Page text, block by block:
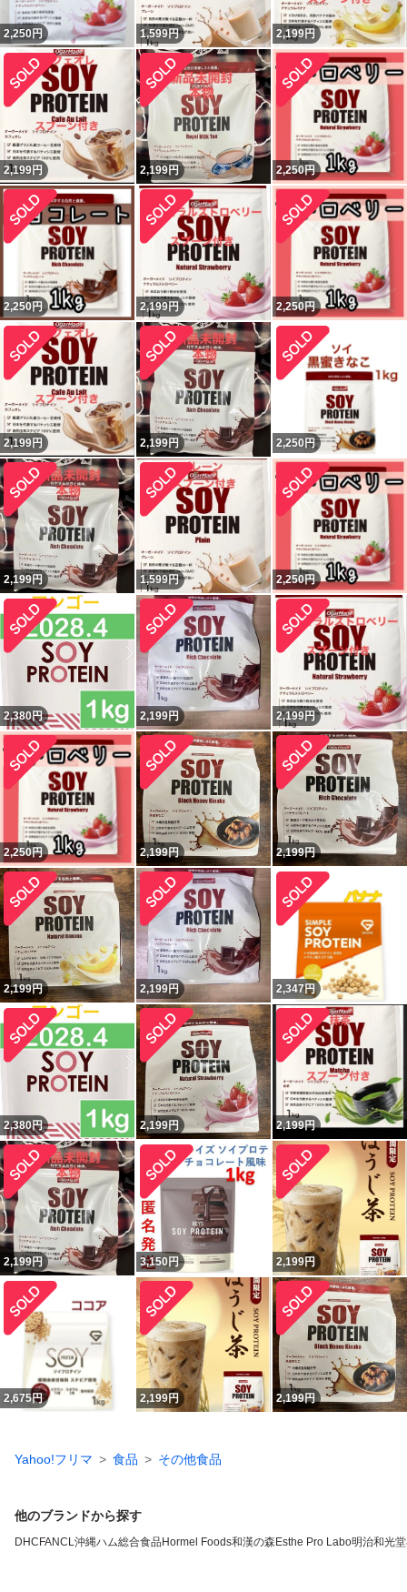
2,250 円 1,599円 2,199円
2,199円 2,199円 2,250円
2,250円 2,199円 2,250円
2,199円 2,199円 2,250 円
2,199円 1,599円 2,250円
2,380円 2,199円 2,199円
2,250円 2,199円 2,199円
2,199円 2,199円 2,347円
2,380円 2,199円 2,199円
2,199円 3,150円 2,199円
2,675円 2,199円 2,199円
Yahoo!フリマ 食品 その他食品
他のブランドから探す
DHC FANCL沖縄ハム総合食品Hormel Foods和漢の森 Esthe Pro Labo明治和光堂